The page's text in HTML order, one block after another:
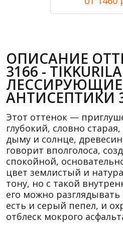
ОПИСАНИЕ
3166 -
ЛЕССИРУЮЩИЕ
АНТИСЕПТИКИ
Этот оттенок —
глубокий, словно
дыму и солнце,
говорит вполголоса,
спокойной,
цвет землистый и
тону, но с такой
его можно
есть и серый пепел, и
отблеск мокрого